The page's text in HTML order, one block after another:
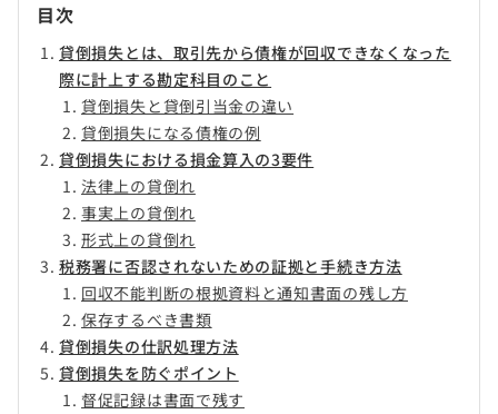
目次
貸倒損失とは、取引先から債権が回収できなくなった
際に計上する勘定科目のこと
貸倒損失と貸倒引当金の違い
貸倒損失になる債権の例
貸倒損失における損金算入の3要件
法律上の貸倒れ
事実上の貸倒れ
形式上の貸倒れ
税務署に否認されないための証拠と手続き方法
回収不能判断の根拠資料と通知書面の残し方
保存するべき書類
貸倒損失の仕訳処理方法
貸倒損失を防ぐポイント
督促記録は書面で残す